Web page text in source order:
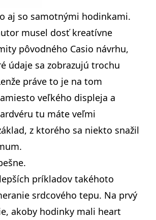
aj so samotnými hodinkami.
musel dosť kreatívne
pôvodného Casio návrhu,
údaje sa zobrazujú trochu
práve to je na tom
veľkého displeja a
tu máte veľmi
z ktorého sa niekto snažil
príkladov takéhoto
srdcového tepu. Na prvý
akoby hodinky mali heart